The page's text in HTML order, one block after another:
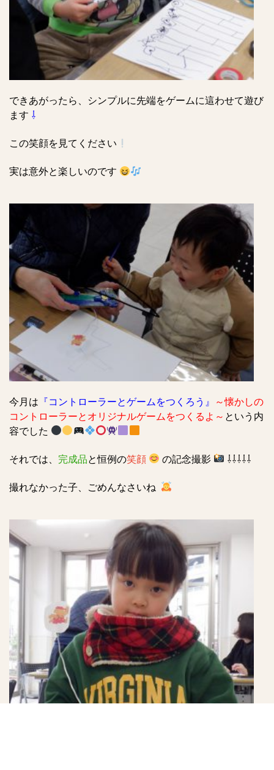
できあがったら、シンプルに先端をゲームに這わせて遊び
ます ⇩
この笑顔を見てください
実は意外と楽しいのです
今月は 『コントローラーとゲームをつくろう』
～懐かしの
コントローラーとオリジナルゲームをつくるよ ～ という内
容でした
それでは、 完成品と恒例の笑顔 の記念撮影 ⇩⇩⇩⇩⇩
撮れなかった子、ごめんなさいね